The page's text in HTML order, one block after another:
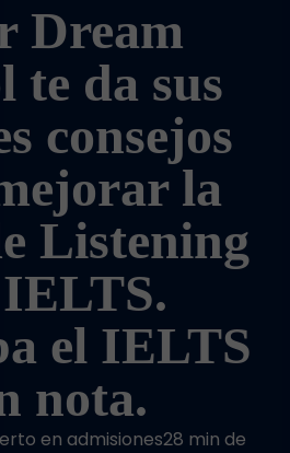
Dream
te da sus
consejos
la
Listening
el IELTS
nota.
en admisiones28 min de